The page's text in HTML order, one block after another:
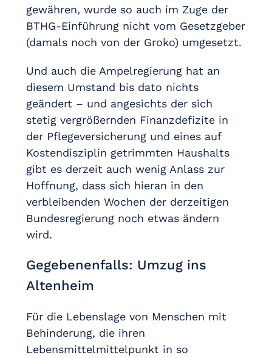
gewähren, wurde so auch im Zuge der
BTHG-Einführung nicht vom Gesetzgeber
(damals noch von der Groko) umgesetzt.
Und auch die Ampelregierung hat an
diesem Umstand bis dato nichts
geändert – und angesichts der sich
stetig vergrößernden Finanzdefizite in
der Pflegeversicherung und eines auf
Kostendisziplin getrimmten Haushalts
gibt es derzeit auch wenig Anlass zur
Hoffnung, dass sich hieran in den
verbleibenden Wochen der derzeitigen
Bundesregierung noch etwas ändern
wird.
Gegebenenfalls: Umzug ins
Altenheim
Für die Lebenslage von Menschen mit
Behinderung, die ihren
Lebensmittelmittelpunkt in so